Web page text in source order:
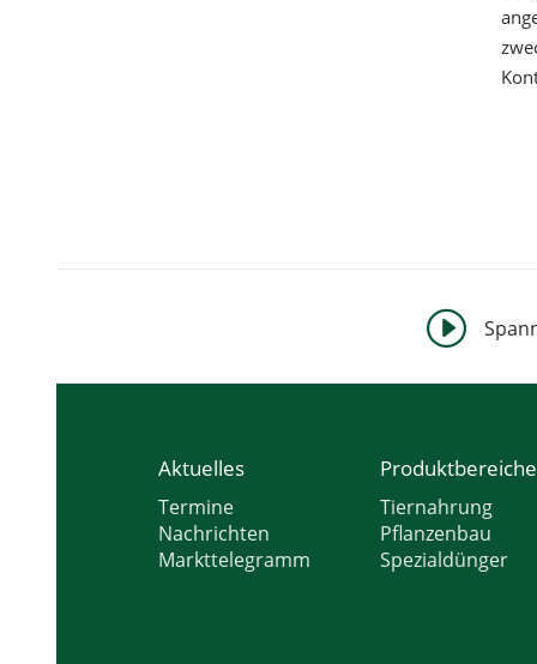
I
Aktuelles
Termine
Nachrichten
Markttelegramm
Produktbereiche
Tiernahrung
Pflanzenbau
Spezialdünger